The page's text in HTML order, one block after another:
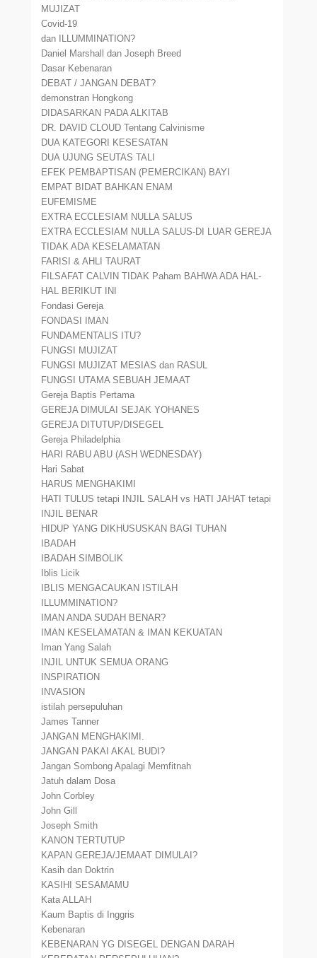
MUJIZAT
Covid-19
dan ILLUMMINATION?
Daniel Marshall dan Joseph Breed
Dasar Kebenaran
DEBAT / JANGAN DEBAT?
demonstran Hongkong
DIDASARKAN PADA ALKITAB
DR. DAVID CLOUD Tentang Calvinisme
DUA KATEGORI KESESATAN
DUA UJUNG SEUTAS TALI
EFEK PEMBAPTISAN (PEMERCIKAN) BAYI
EMPAT BIDAT BAHKAN ENAM
EUFEMISME
EXTRA ECCLESIAM NULLA SALUS
EXTRA ECCLESIAM NULLA SALUS-DI LUAR GEREJA
TIDAK ADA KESELAMATAN
FARISI & AHLI TAURAT
FILSAFAT CALVIN TIDAK Paham BAHWA ADA HAL-
HAL BERIKUT INI
Fondasi Gereja
FONDASI IMAN
FUNDAMENTALIS ITU?
FUNGSI MUJIZAT
FUNGSI MUJIZAT MESIAS dan RASUL
FUNGSI UTAMA SEBUAH JEMAAT
Gereja Baptis Pertama
GEREJA DIMULAI SEJAK YOHANES
GEREJA DITUTUP/DISEGEL
Gereja Philadelphia
HARI RABU ABU (ASH WEDNESDAY)
Hari Sabat
HARUS MENGHAKIMI
HATI TULUS tetapi INJIL SALAH vs HATI JAHAT tetapi
INJIL BENAR
HIDUP YANG DIKHUSUSKAN BAGI TUHAN
IBADAH
IBADAH SIMBOLIK
Iblis Licik
IBLIS MENGACAUKAN ISTILAH
ILLUMMINATION?
IMAN ANDA SUDAH BENAR?
IMAN KESELAMATAN & IMAN KEKUATAN
Iman Yang Salah
INJIL UNTUK SEMUA ORANG
INSPIRATION
INVASION
istilah persepuluhan
James Tanner
JANGAN MENGHAKIMI.
JANGAN PAKAI AKAL BUDI?
Jangan Sombong Apalagi Memfitnah
Jatuh dalam Dosa
John Corbley
John Gill
Joseph Smith
KANON TERTUTUP
KAPAN GEREJA/JEMAAT DIMULAI?
Kasih dan Doktrin
KASIHI SESAMAMU
Kata ALLAH
Kaum Baptis di Inggris
Kebenaran
KEBENARAN YG DISEGEL DENGAN DARAH